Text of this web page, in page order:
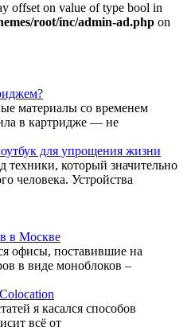
offset on value of type bool in
root/inc/admin-ad.php on
материалы со временем
в картридже — не
для упрощения жизни
который значительно
человека. Устройства
в Москве
офисы, поставившие на
в виде моноблоков –
я касался способов
всё от